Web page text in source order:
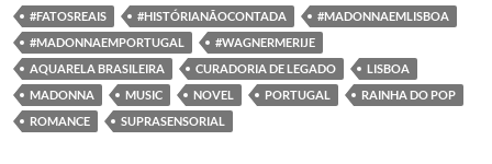
b
o
o
k
t
e
r
e
d
I
n
A
p
p
#FATOSREAIS #HISTÓRIANÃOCONTADA
#MADONNAEMLISBOA
#MADONNAEMPORTUGAL
#WAGNERMERIJE
AQUARELA BRASILEIRA
CURADORIA DE LEGADO
LISBOA
MADONNA
MUSIC NOVEL PORTUGAL
RAINHA DO POP
ROMANCE
SUPRASENSORIAL